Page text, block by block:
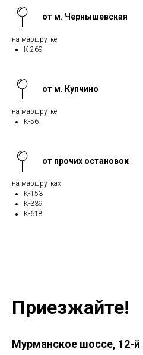
от м. Чернышевская
на маршрутке
К-269
от м. Купчино
на маршрутке
К-56
от прочих остановок
на маршрутках
К-153
К-339
К-618
Приезжайте!
Мурманское шоссе, 12-й